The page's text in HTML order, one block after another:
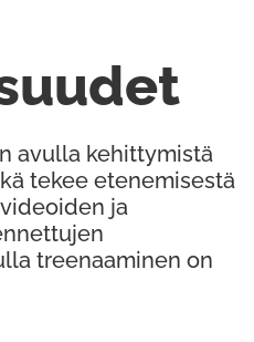
avulla kehittymistä
tekee etenemisestä
ja
treenaaminen on